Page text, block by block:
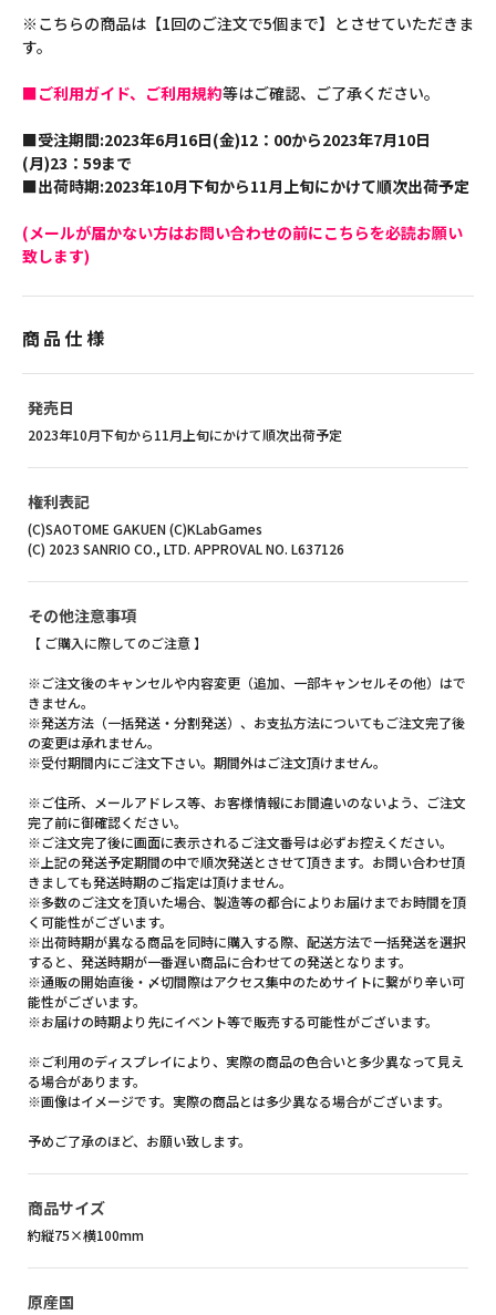
※こちらの商品は【1回のご注文で5個まで】とさせていただきま
す。
■ご利用ガイド、ご利用規約等はご確認、ご了承ください。
■受注期間:2023年6月16日(金)12：00から2023年7月10日
(月)23：59まで
■出荷時期:2023年10月下旬から11月上旬にかけて順次出荷予定
(メールが届かない方はお問い合わせの前にこちらを必読お願い
致します)
商品仕様
発売日
2023年10月下旬から11月上旬にかけて順次出荷予定
権利表記
(C)SAOTOME GAKUEN (C)KLabGames
(C) 2023 SANRIO CO., LTD. APPROVAL NO. L637126
その他注意事項
【 ご購入に際してのご注意 】
※ご注文後のキャンセルや内容変更（追加、一部キャンセルその他）はで
きません。
※発送方法（一括発送・分割発送）、お支払方法についてもご注文完了後
の変更は承れません。
※受付期間内にご注文下さい。期間外はご注文頂けません。
※ご住所、メールアドレス等、お客様情報にお間違いのないよう、ご注文
完了前に御確認ください。
※ご注文完了後に画面に表示されるご注文番号は必ずお控えください。
※上記の発送予定期間の中で順次発送とさせて頂きます。お問い合わせ頂
きましても発送時期のご指定は頂けません。
※多数のご注文を頂いた場合、製造等の都合によりお届けまでお時間を頂
く可能性がございます。
※出荷時期が異なる商品を同時に購入する際、配送方法で一括発送を選択
すると、発送時期が一番遅い商品に合わせての発送となります。
※通販の開始直後・〆切間際はアクセス集中のためサイトに繋がり辛い可
能性がございます。
※お届けの時期より先にイベント等で販売する可能性がございます。
※ご利用のディスプレイにより、実際の商品の色合いと多少異なって見え
る場合があります。
※画像はイメージです。実際の商品とは多少異なる場合がございます。
予めご了承のほど、お願い致します。
商品サイズ
約縦75×横100mm
原産国